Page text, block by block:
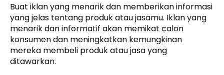
Buat iklan yang menarik dan memberikan informasi
yang jelas tentang produk atau jasamu. Iklan yang
menarik dan informatif akan memikat calon
konsumen dan meningkatkan kemungkinan
mereka membeli produk atau jasa yang
ditawarkan.